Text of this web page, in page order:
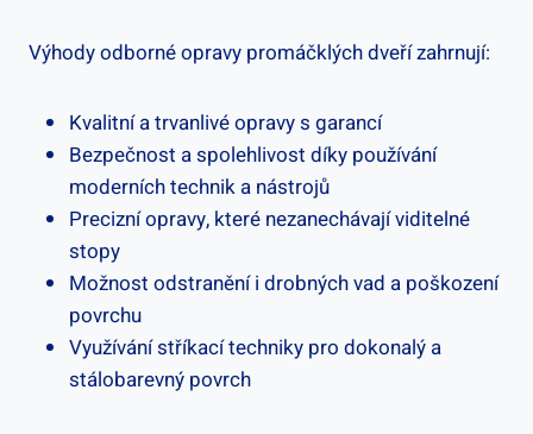
Výhody odborné opravy promáčklých dveří zahrnují:
Kvalitní a trvanlivé opravy s garancí
Bezpečnost a spolehlivost díky používání
moderních technik a nástrojů
Precizní opravy, které nezanechávají viditelné
stopy
Možnost odstranění i drobných vad a poškození
povrchu
Využívání stříkací techniky pro dokonalý a
stálobarevný povrch